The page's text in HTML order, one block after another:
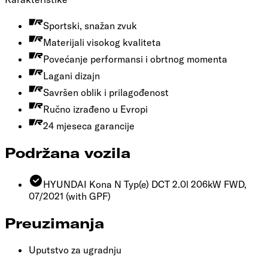
Sportski, snažan zvuk
Materijali visokog kvaliteta
Povećanje performansi i obrtnog momenta
Lagani dizajn
Savršen oblik i prilagođenost
Ručno izrađeno u Evropi
24 mjeseca garancije
Podržana vozila
HYUNDAI Kona N Typ(e) DCT 2.0l 206kW FWD,
07/2021 (with GPF)
Preuzimanja
Uputstvo za ugradnju